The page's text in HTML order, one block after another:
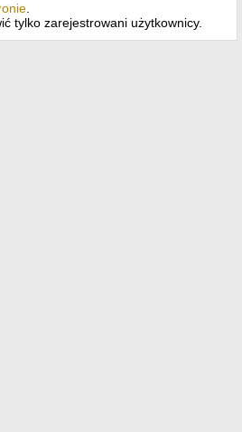
tylko zarejestrowani użytkownicy.